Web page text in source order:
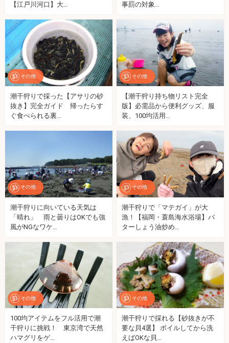
【江戸川河口】大…
事罰の対象…
その他
潮干狩りで採った【アサリの砂
抜き】完全ガイド 帰ったらす
ぐ食べられる裏…
その他
【潮干狩り持ち物リスト完全
版】必需品から便利グッズ、服
装、100均活用…
その他
潮干狩りに向いている天気は
「晴れ」 雨と曇りはOKでも強
風がNGなワケ…
その他
潮干狩りで「マテガイ」が大
漁！【福岡・蓑島海水浴場】バ
ターしょう油炒め…
その他
100均アイテムをフル活用で潮
干狩りに挑戦！ 東京湾で天然
ハマグリをゲ…
その他
潮干狩りで採れる【砂抜きが不
要な貝4選】 ボイルしてから洗
えばOKな貝…